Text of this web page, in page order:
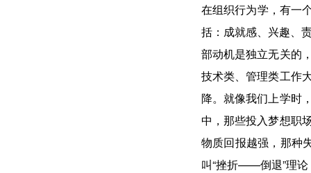
在组织行为学，有一
括：成就感、兴趣、
部动机是独立无关的
技术类、管理类工作
降。就像我们上学时
中，那些投入梦想职
物质回报越强，那种
叫“挫折——倒退”理论